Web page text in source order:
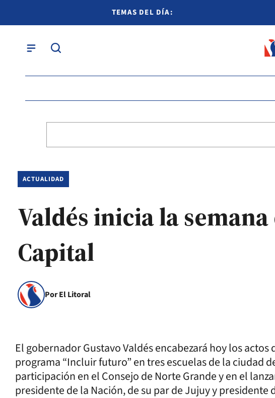
TEMAS DEL DÍA:
ACTUALIDAD
Valdés inicia la
Capital
Por El Litoral
El gobernador Gustavo Valdés encabezará hoy los
programa “Incluir futuro” en tres escuelas de la ciudad
participación en el Consejo de Norte Grande y en el
presidente de la Nación, de su par de Jujuy y presidente